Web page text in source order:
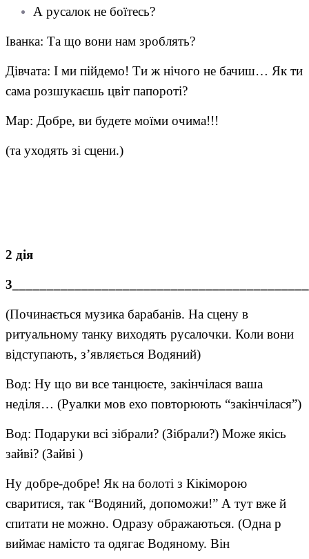
А русалок не боїтесь?
Іванка: Та що вони нам зроблять?
Дівчата: І ми пійдемо! Ти ж нічого не бачиш… Як ти
сама розшукаєшь цвіт папороті?
Мар: Добре, ви будете моїми очима!!!
(та уходять зі сцени.)
2 дія
(Починається музика барабанів. На сцену в
ритуальному танку виходять русалочки. Коли вони
відступають, з’являється Водяний)
Вод: Ну що ви все танцюєте, закінчілася ваша
неділя… (Руалки мов ехо повторюють “закінчілася”)
Вод: Подаруки всі зібрали? (Зібрали?) Може якісь
зайві? (Зайві )
Ну добре-добре! Як на болоті з Кікіморою
сваритися, так “Водяний, допоможи!” А тут вже й
спитати не можно. Одразу ображаються. (Одна р
виймає намісто та одягає Водяному. Він